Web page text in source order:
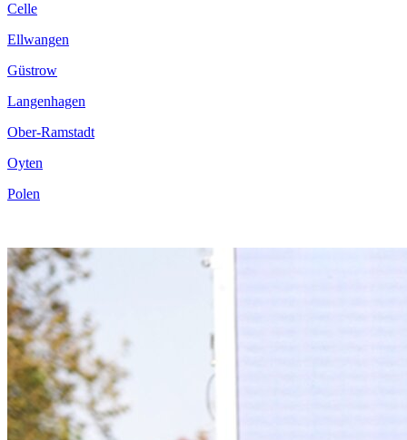
Celle
Ellwangen
Güstrow
Langenhagen
Ober-Ramstadt
Oyten
Polen